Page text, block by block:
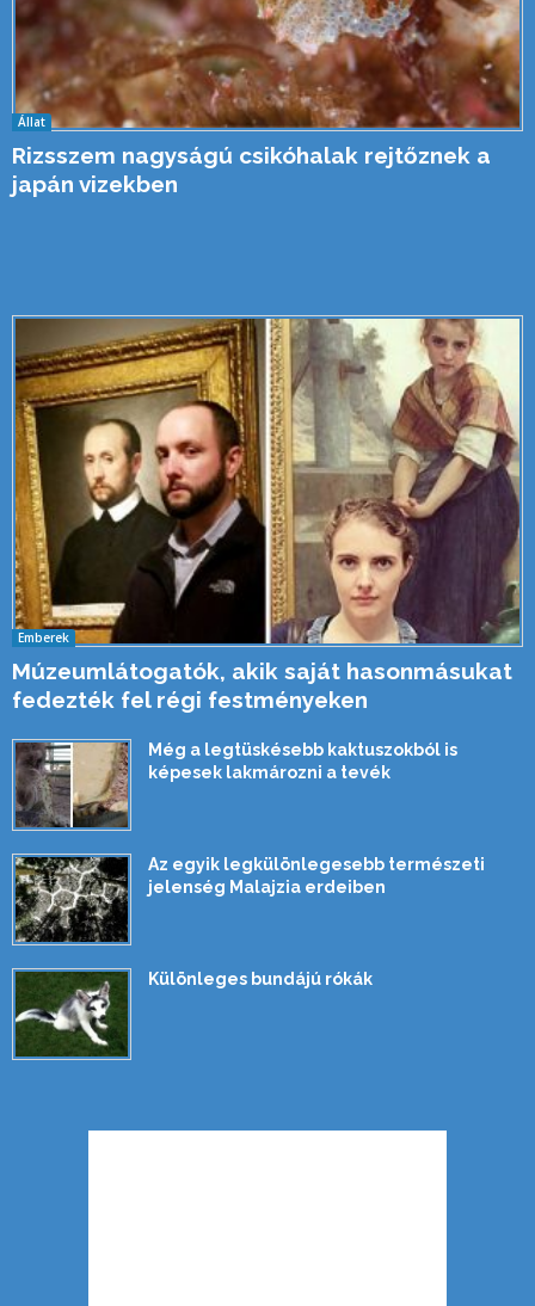
Állat
Rizsszem nagyságú csikóhalak rejtőznek a
japán vizekben
Emberek
Múzeumlátogatók, akik saját hasonmásukat
fedezték fel régi festményeken
Még a legtüskésebb kaktuszokból is
képesek lakmározni a tevék
Az egyik legkülönlegesebb természeti
jelenség Malajzia erdeiben
Különleges bundájú rókák